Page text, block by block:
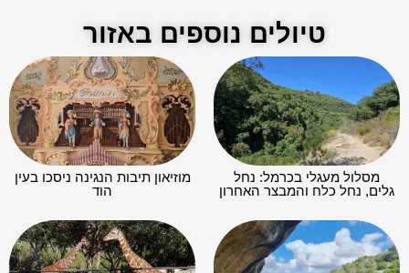
טיולים נוספים באזור
מסלול מעגלי בכרמל: נחל
גלים, נחל כלח והמבצר האחרון
מוזיאון תיבות הנגינה ניסכו בעין
הוד